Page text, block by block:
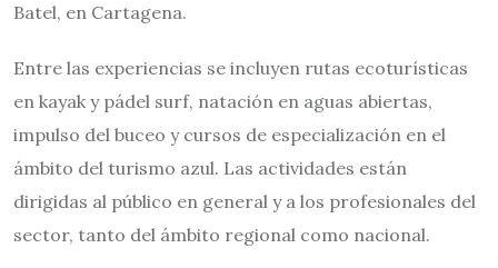
Batel, en Cartagena.
Entre las experiencias se incluyen rutas ecoturísticas
en kayak y pádel surf, natación en aguas abiertas,
impulso del buceo y cursos de especialización en el
ámbito del turismo azul. Las actividades están
dirigidas al público en general y a los profesionales del
sector, tanto del ámbito regional como nacional.